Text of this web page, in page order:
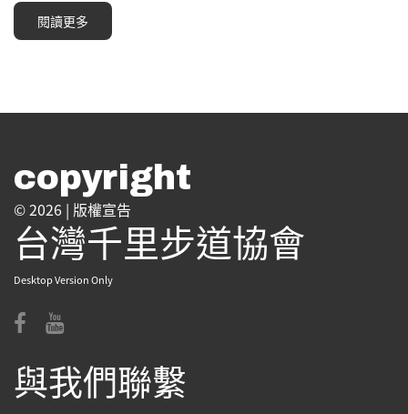
閱讀更多
copyright
© 2026 | 版權宣告
台灣千里步道協會
Desktop Version Only
與我們聯繫